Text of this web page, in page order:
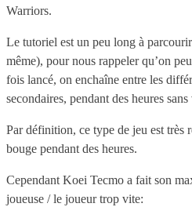
Warriors.
Le tutoriel est un peu long à
même), pour nous rappeler qu’on
fois lancé, on enchaîne entre les
secondaires, pendant des heures
Par définition, ce type de jeu est très
bouge pendant des heures.
Cependant Koei Tecmo a fait son
joueuse / le joueur trop vite: